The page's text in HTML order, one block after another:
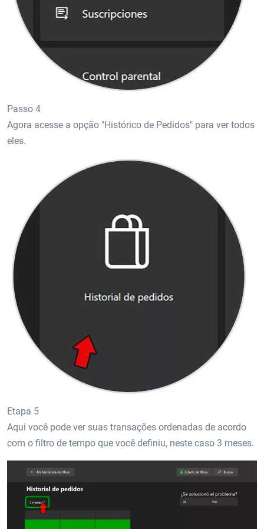
Passo 4
Agora acesse a opção "Histórico de Pedidos" para ver todos
eles.
Etapa 5
Aqui você pode ver suas transações ordenadas de acordo
com o filtro de tempo que você definiu, neste caso 3 meses.